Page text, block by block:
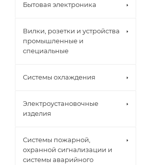
Бытовая электроника
Вилки, розетки и устройства
промышленные и
специальные
Системы охлаждения
Электроустановочные
изделия
Системы пожарной,
охранной сигнализации и
системы аварийного